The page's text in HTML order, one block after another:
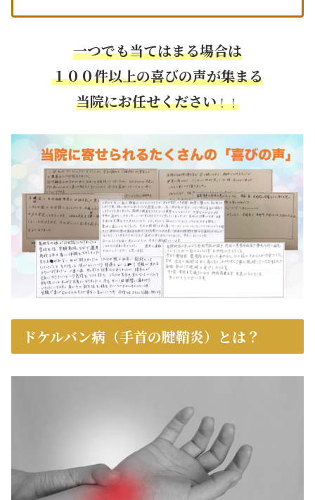
一つでも当てはまる場合は
１００件以上の喜びの声が集まる
当院にお任せください！！
ドケルバン病（手首の腱鞘炎）とは？